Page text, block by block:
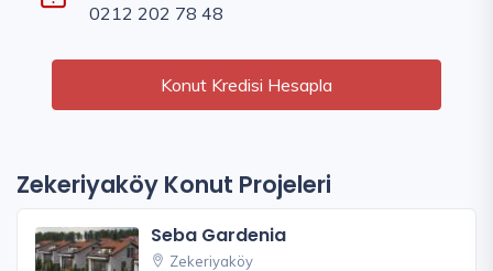
0212 202 78 48
Konut Kredisi Hesapla
Zekeriyaköy Konut Projeleri
Seba Gardenia
Zekeriyaköy